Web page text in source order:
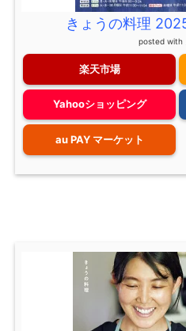
きょうの料理
posted with
楽天市場
Yahooショッピング
au PAY マーケット